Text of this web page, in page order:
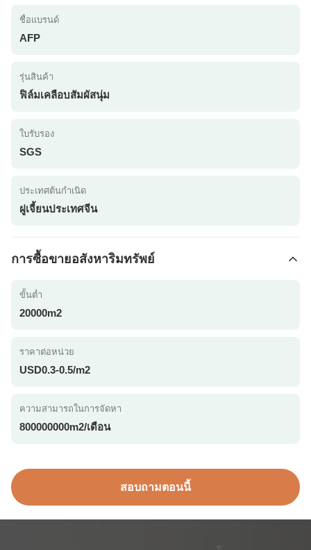
ชื่อแบรนด์
AFP
รุ่นสินค้า
ฟิล์มเคลือบสัมผัสนุ่ม
ใบรับรอง
SGS
ประเทศต้นกำเนิด
ฝูเจี้ยนประเทศจีน
การซื้อขายอสังหาริมทรัพย์
ขั้นต่ำ
20000m2
ราคาต่อหน่วย
USD0.3-0.5/m2
ความสามารถในการจัดหา
800000000m2/เดือน
สอบถามตอนนี้